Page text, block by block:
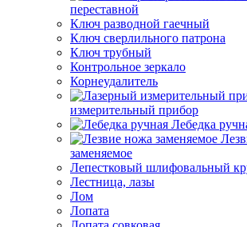
переставной
Ключ разводной гаечный
Ключ сверлильного патрона
Ключ трубный
Контрольное зеркало
Корнеудалитель
измерительный прибор
Лебедка
заменяемое
Лепестковый шлифовальный
Лестница, лазы
Лом
Лопата